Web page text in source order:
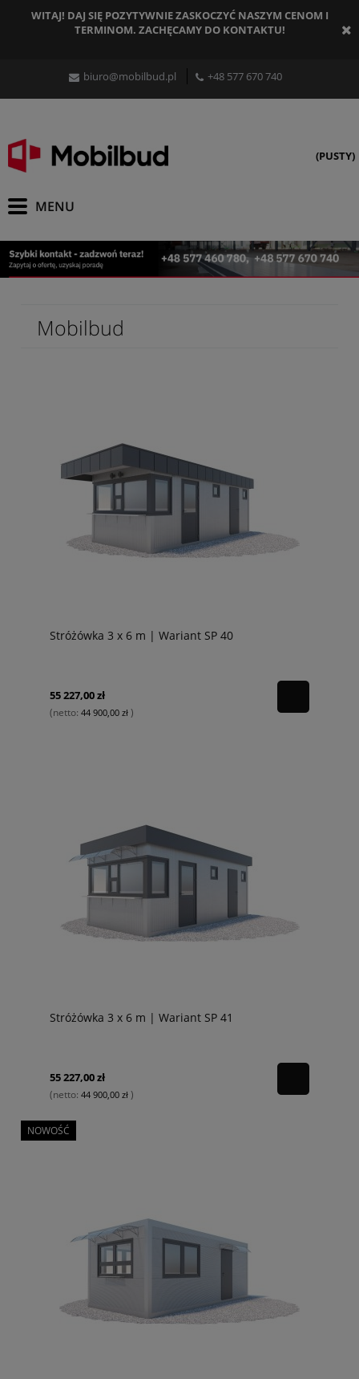
WITAJ! DAJ SIĘ POZYTYWNIE ZASKOCZYĆ NASZYM CENOM I
TERMINOM. ZACHĘCAMY DO KONTAKTU!
biuro@mobilbud.pl +48 577 670 740
(PUSTY)
Mobilbud
Stróżówka 3 x 6 m | Wariant SP 40
55 227,00 zł
(netto: 44 900,00 zł )
Stróżówka 3 x 6 m | Wariant SP 41
55 227,00 zł
(netto: 44 900,00 zł )
NOWOŚĆ